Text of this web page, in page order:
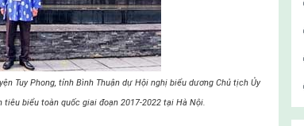
Tuy Phong, tỉnh Bình Thuận dự Hội nghị biểu dương Chủ tịch Ủy
tiêu biểu toàn quốc giai đoạn 2017-2022 tại Hà Nội.